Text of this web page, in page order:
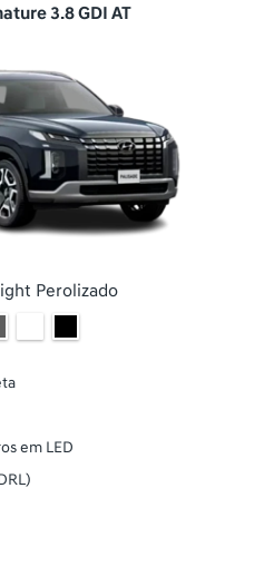
3.8 GDI AT
Perolizado
em LED